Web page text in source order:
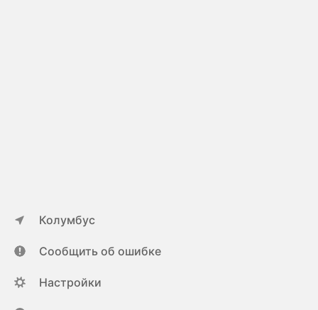
Колумбус
Сообщить об ошибке
Настройки